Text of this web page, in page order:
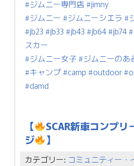
#ジムニー専門店 #jimny
#ジムニー #ジムニーシエラ #
#jb23 #jb33 #jb43 #jb64 #jb74
スカー
#ジムニー女子 #ジムニーのあ
#キャンプ #camp #outdoor
#damd
【
SCAR新車コンプリ
ジ
】
カテゴリー: コミュニティー・